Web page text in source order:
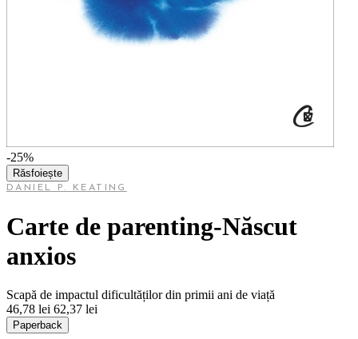
-25%
Răsfoiește
DANIEL P. KEATING
Carte de parenting-Născut
anxios
Scapă de impactul dificultăților din primii ani de viață
46,78 lei 62,37 lei
Paperback